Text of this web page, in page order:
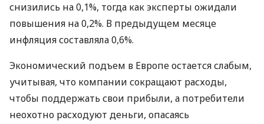
снизились на 0,1%, тогда как эксперты ожидали
повышения на 0,2%. В предыдущем месяце
инфляция составляла 0,6%.
Экономический подъем в Европе остается слабым,
учитывая, что компании сокращают расходы,
чтобы поддержать свои прибыли, а потребители
неохотно расходуют деньги, опасаясь